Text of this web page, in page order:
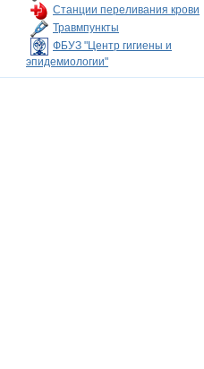
Станции переливания крови
Травмпункты
ФБУЗ "Центр гигиены и
эпидемиологии"